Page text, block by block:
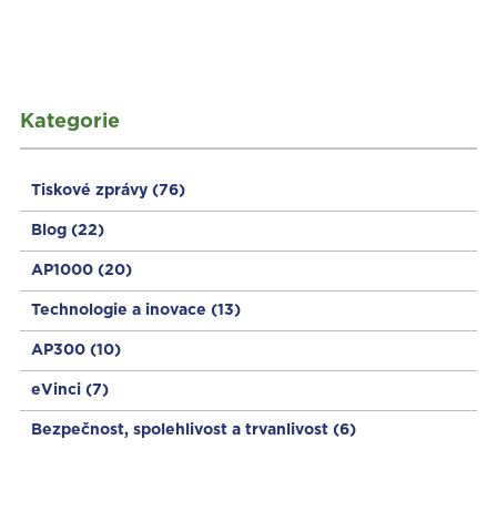
Kategorie
Tiskové zprávy (76)
Blog (22)
AP1000 (20)
Technologie a inovace (13)
AP300 (10)
eVinci (7)
Bezpečnost, spolehlivost a trvanlivost (6)